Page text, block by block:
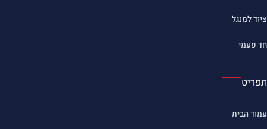
ציוד למנגל
חד פעמי
תפריט
עמוד הבית